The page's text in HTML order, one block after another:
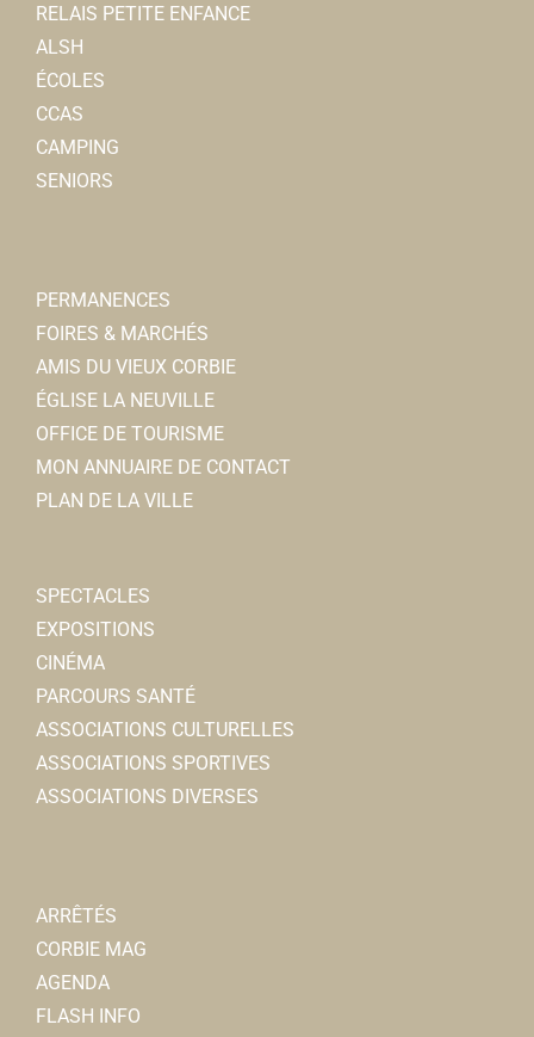
RELAIS PETITE ENFANCE
ALSH
ÉCOLES
CCAS
CAMPING
SENIORS
PERMANENCES
FOIRES & MARCHÉS
AMIS DU VIEUX CORBIE
ÉGLISE LA NEUVILLE
OFFICE DE TOURISME
MON ANNUAIRE DE CONTACT
PLAN DE LA VILLE
SPECTACLES
EXPOSITIONS
CINÉMA
PARCOURS SANTÉ
ASSOCIATIONS CULTURELLES
ASSOCIATIONS SPORTIVES
ASSOCIATIONS DIVERSES
ARRÊTÉS
CORBIE MAG
AGENDA
FLASH INFO